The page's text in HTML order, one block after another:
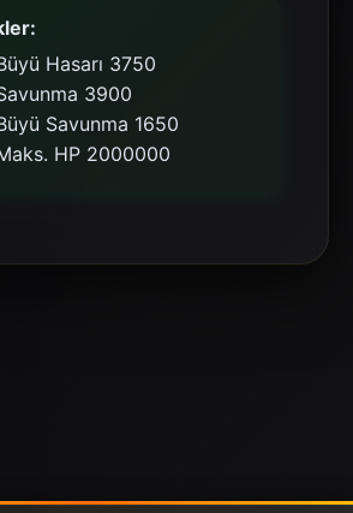
Hasarı 3750
3900
Savunma 1650
HP 2000000